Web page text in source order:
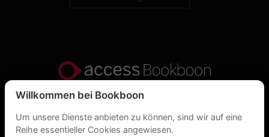
Datenschutzerklärung
Über uns
Willkommen bei Bookboon
Um unsere Dienste anbieten zu können, sind wir auf eine
Reihe essentieller Cookies angewiesen.